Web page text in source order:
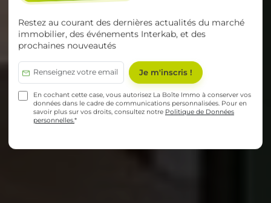
Restez au courant des dernières actualités du marché
immobilier, des événements Interkab, et des
prochaines nouveautés
En cochant cette case, vous autorisez La Boîte Immo à conserver vos
données dans le cadre de communications personnalisées. Pour en
savoir plus sur vos droits, consultez notre Politique de Données
personnelles.*